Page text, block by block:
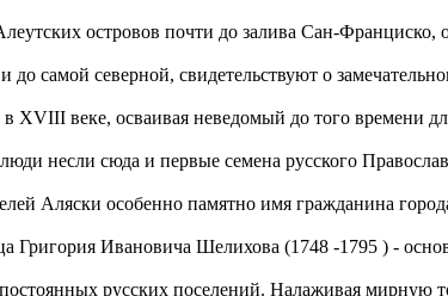
островов почти до залива Сан-
до самой северной, свидетельствуют о
XVIII веке, осваивая неведомый до того времени
несли сюда и первые семена русского
Аляски особенно памятно имя гражданина
Григория Ивановича Шелихова (1748 -1795 ) -
русских поселений. Налаживая мирную